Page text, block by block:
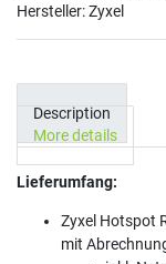
Hersteller: Zyxel
Description
More details
Lieferumfang:
Zyxel Hotspot
mit